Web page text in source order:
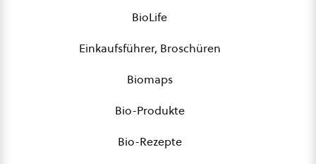
BioLife
Einkaufsführer, Broschüren
Biomaps
Bio-Produkte
Bio-Rezepte